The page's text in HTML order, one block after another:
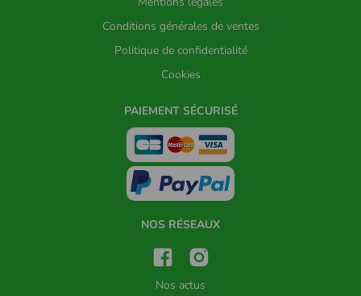
Conditions générales de ventes
Politique de confidentialité
Cookies
PAIEMENT SÉCURISÉ
NOS RÉSEAUX
Nos actus